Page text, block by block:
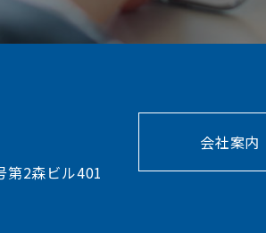
第2森ビル401
会社案内